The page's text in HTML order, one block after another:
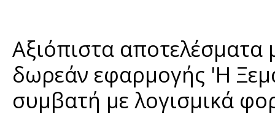
Αξιόπιστα αποτελέσματα
δωρεάν εφαρμογής 'Η
συμβατή με λογισμικά